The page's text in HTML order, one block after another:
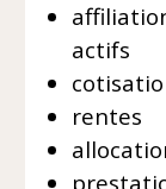
actifs
rentes